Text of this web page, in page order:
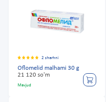
2 sharhni
Oflomelid malhami 30 g
21 120 so'm
Mavjud